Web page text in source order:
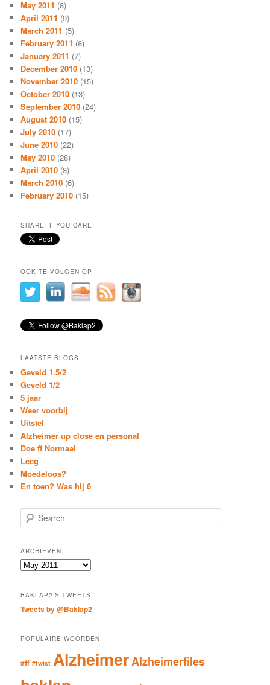
May 2011 (8)
April 2011 (9)
March 2011 (5)
February 2011 (8)
January 2011 (7)
December 2010 (13)
November 2010 (15)
October 2010 (13)
September 2010 (24)
August 2010 (15)
July 2010 (17)
June 2010 (22)
May 2010 (28)
April 2010 (8)
March 2010 (6)
February 2010 (15)
SHARE IF YOU CARE
OOK TE VOLGEN OP!
LAATSTE BLOGS
Geveld 1.5/2
Geveld 1/2
5 jaar
Weer voorbij
Uitstel
Alzheimer up close en personal
Doe ff Normaal
Leeg
Moedeloos?
En toen? Was hij 6
e
r
c
h
ARCHIEVEN
Archieven
BAKLAP2’S TWEETS
Tweets by @Baklap2
POPULAIRE WOORDEN
#ff #twist AlzheimerAlzheimerfiles